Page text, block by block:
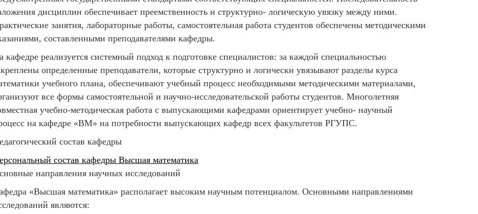
дисциплин обеспечивает преемственность и структурно- логическую увязку между ними.
занятия, лабораторные работы, самостоятельная работа студентов обеспечены методическими
составленными преподавателями кафедры.
кафедре реализуется системный подход к подготовке специалистов: за каждой специальностью
определенные преподаватели, которые структурно и логически увязывают разделы курса
учебного плана, обеспечивают учебный процесс необходимыми методическими материалами,
все формы самостоятельной и научно-исследовательской работы студентов. Многолетняя
учебно-методическая работа с выпускающими кафедрами ориентирует учебно- научный
на кафедре «ВМ» на потребности выпускающих кафедр всех факультетов РГУПС.
состав кафедры
состав кафедры Высшая математика
направления научных исследований
«Высшая математика» располагает высоким научным потенциалом. Основными направлениями
являются: